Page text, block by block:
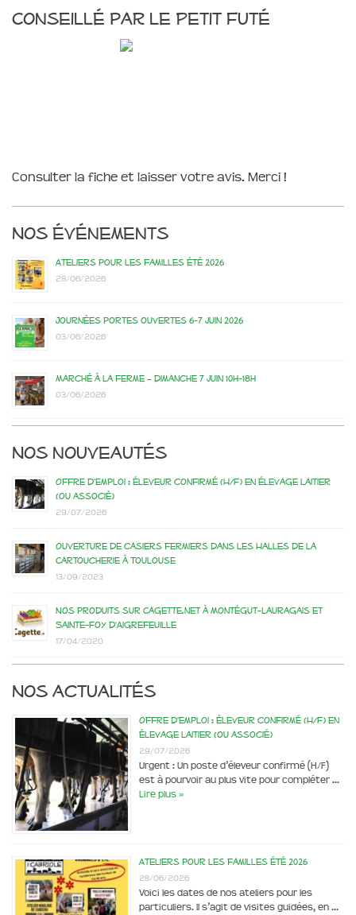
Conseillé par le Petit Futé
Consulter la fiche et laisser votre avis. Merci !
Nos événements
Ateliers pour les familles été 2026
28/06/2026
Journées portes ouvertes 6-7 juin 2026
03/06/2026
Marché à la ferme – dimanche 7 juin 10h-18h
03/06/2026
Nos nouveautés
Offre d’emploi : éleveur confirmé (H/F) en élevage laitier
(ou associé)
29/07/2026
Ouverture de casiers fermiers dans les Halles de la
Cartoucherie à Toulouse
13/09/2023
Nos produits sur Cagette.net à Montégut-Lauragais et
Sainte-Foy d’Aigrefeuille
17/04/2020
Nos actualités
Offre d’emploi : éleveur confirmé (H/F) en
élevage laitier (ou associé)
29/07/2026
Urgent : Un poste d’éleveur confirmé (H/F)
est à pourvoir au plus vite pour compléter …
Lire plus »
Ateliers pour les familles été 2026
28/06/2026
Voici les dates de nos ateliers pour les
particuliers. Il s’agit de visites guidées, en …